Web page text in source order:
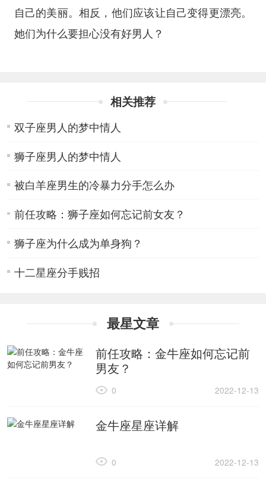
自己的美丽。相反，他们应该让自己变得更漂亮。
她们为什么要担心没有好男人？
相关推荐
双子座男人的梦中情人
狮子座男人的梦中情人
被白羊座男生的冷暴力分手怎么办
前任攻略：狮子座如何忘记前女友？
狮子座为什么成为单身狗？
十二星座分手贱招
最星文章
前任攻略：金牛座如何忘记前
男友？
2022-12-13
0
金牛座星座详解
2022-12-13
0